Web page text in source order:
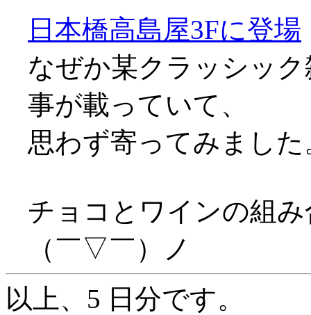
日本橋高島屋3Fに登場
なぜか某クラッシッ
事が載っていて、
思わず寄ってみました
チョコとワインの組
（￣▽￣）ノ
以上、5 日分です。